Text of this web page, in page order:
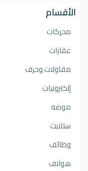
الأقسام
محركات
عقارات
مقاولات وحرف
إلكترونيات
موضه
ستلايت
وظائف
هواتف